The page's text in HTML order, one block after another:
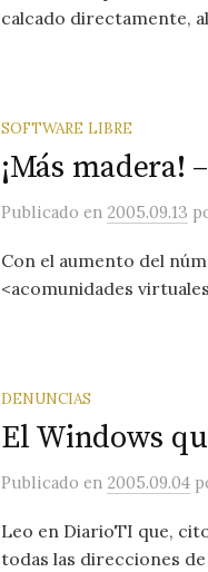
calcado directamente,
SOFTWARE LIBRE
¡Más
Publicado en 2005.09.13
Con el aumento del
<acomunidades
DENUNCIAS
El Windows
Publicado en 2005.09.04
Leo en DiarioTI que,
todas las direcciones